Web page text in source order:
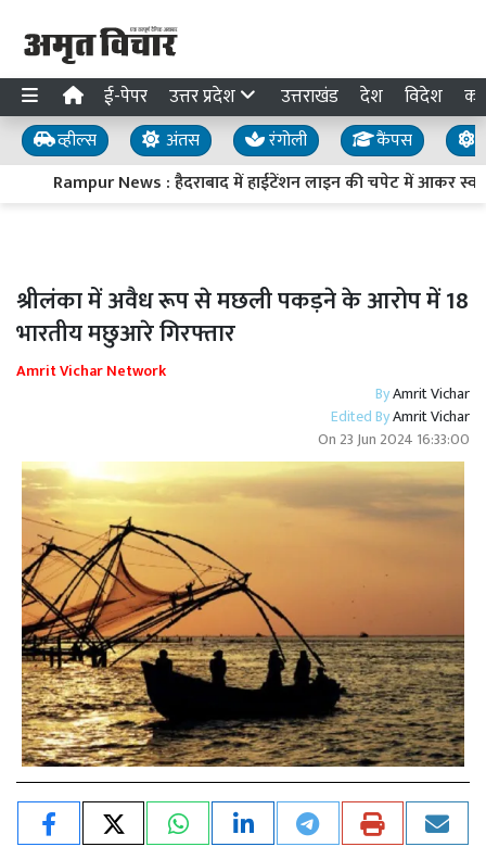
ई-पेपर उत्तर प्रदेश उत्तराखंड देश विदेश
व्हील्स अंतस रंगोली कैंपस
Rampur News : हैदराबाद में हाईटेंशन लाइन की चपेट में आकर
श्रीलंका में अवैध रूप से मछली पकड़ने के आरोप में 18
भारतीय मछुआरे गिरफ्तार
Amrit Vichar Network
ByAmrit Vichar
Edited ByAmrit Vichar
On 23 Jun 2024 16:33:00